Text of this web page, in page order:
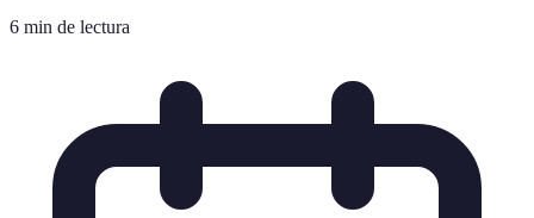
6 min de lectura